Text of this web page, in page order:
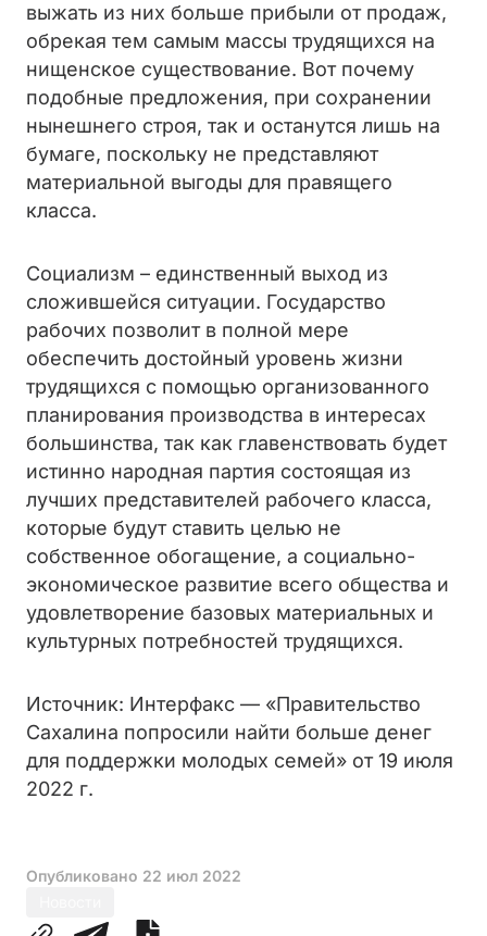
выжать из них больше прибыли от продаж,
обрекая тем самым массы трудящихся на
нищенское существование. Вот почему
подобные предложения, при сохранении
нынешнего строя, так и останутся лишь на
бумаге, поскольку не представляют
материальной выгоды для правящего
класса.
Социализм – единственный выход из
сложившейся ситуации. Государство
рабочих позволит в полной мере
обеспечить достойный уровень жизни
трудящихся с помощью организованного
планирования производства в интересах
большинства, так как главенствовать будет
истинно народная партия состоящая из
лучших представителей рабочего класса,
которые будут ставить целью не
собственное обогащение, а социально-
экономическое развитие всего общества и
удовлетворение базовых материальных и
культурных потребностей трудящихся.
Источник: Интерфакс — «Правительство
Сахалина попросили найти больше денег
для поддержки молодых семей» от 19 июля
2022 г.
Опубликовано 22 июл 2022